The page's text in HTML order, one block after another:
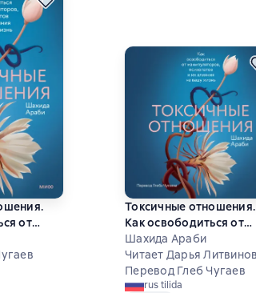
от
влияния
рейтинг 0 на основе 0 оценок
Токсичные отношения.
Как освободиться от
манипуляторов,
психопатов и их
на вашу жизнь
Шахида Араби
Читает Дарья
Перевод Глеб Чугаев
rus tilida